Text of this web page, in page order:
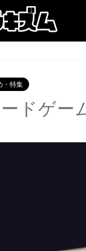
・特集
ドゲー